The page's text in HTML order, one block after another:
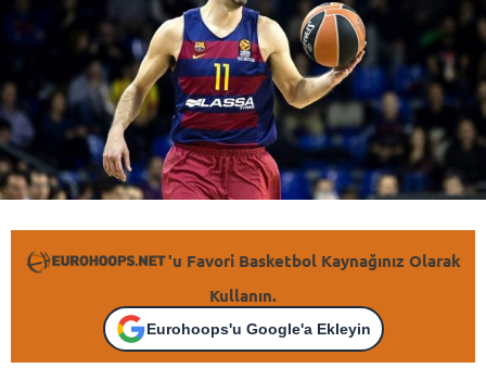
'u Favori Basketbol Kaynağınız Olarak
Kullanın.
Eurohoops'u Google'a Ekleyin